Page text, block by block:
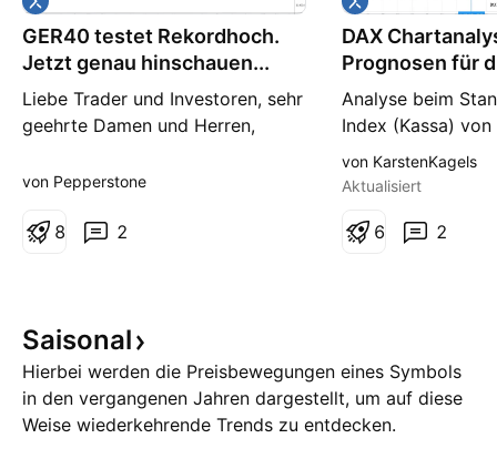
GER40 testet Rekordhoch.
Jetzt genau hinschauen...
Liebe Trader und Investoren, sehr
geehrte Damen und Herren,
weiteren Update zum DAX
Ich analysiere den CFD auf
schärfen wir in der Analyse
nochmals na
von Pepperstone
2
8
DAX
Prognosen für
Woche #32
Analyse beim
Index (Kassa)
Punkten Bitte
die dargestellten
Einschätzung
darstellen. DAX
von KarstenKagels
Aktualisiert
2
6
Saisonal
Hierbei werden die Preisbewegungen eines Symbols
in den vergangenen Jahren dargestellt, um auf diese
Weise wiederkehrende Trends zu entdecken.